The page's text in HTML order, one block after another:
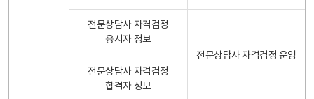
전문상담사 자격검정
응시자 정보
전문상담사 자격검정 운영
전문상담사 자격검정
합격자 정보